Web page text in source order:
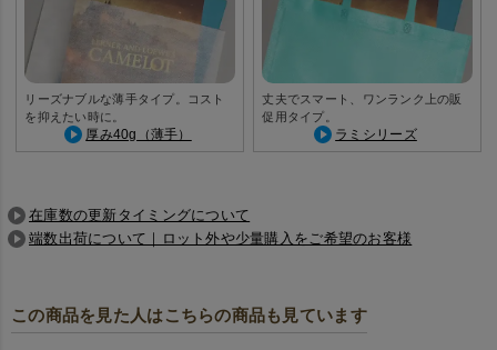
リーズナブルな薄手タイプ。コスト
を抑えたい時に。
厚み40g（薄手）
丈夫でスマート、ワンランク上の販
促用タイプ。
ラミシリーズ
在庫数の更新タイミングについて
端数出荷について｜ロット外や少量購入をご希望のお客様
この商品を見た人はこちらの商品も見ています